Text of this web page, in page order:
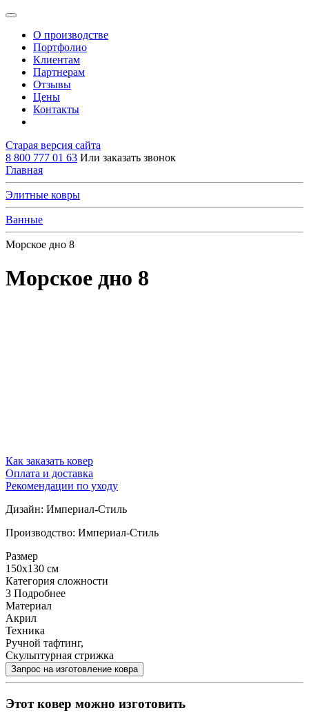
О производстве
Портфолио
Клиентам
Партнерам
Отзывы
Цены
Контакты
Старая версия сайта
8 800 777 01 63 Или заказать звонок
Главная
Элитные ковры
Ванные
Морское дно 8
Морское дно 8
Как заказать ковер
Оплата и доставка
Рекомендации по уходу
Дизайн: Империал-Стиль
Производство: Империал-Стиль
Размер
150x130 см
Категория сложности
3 Подробнее
Материал
Акрил
Техника
Ручной тафтинг,
Скульптурная стрижка
Этот ковер можно изготовить